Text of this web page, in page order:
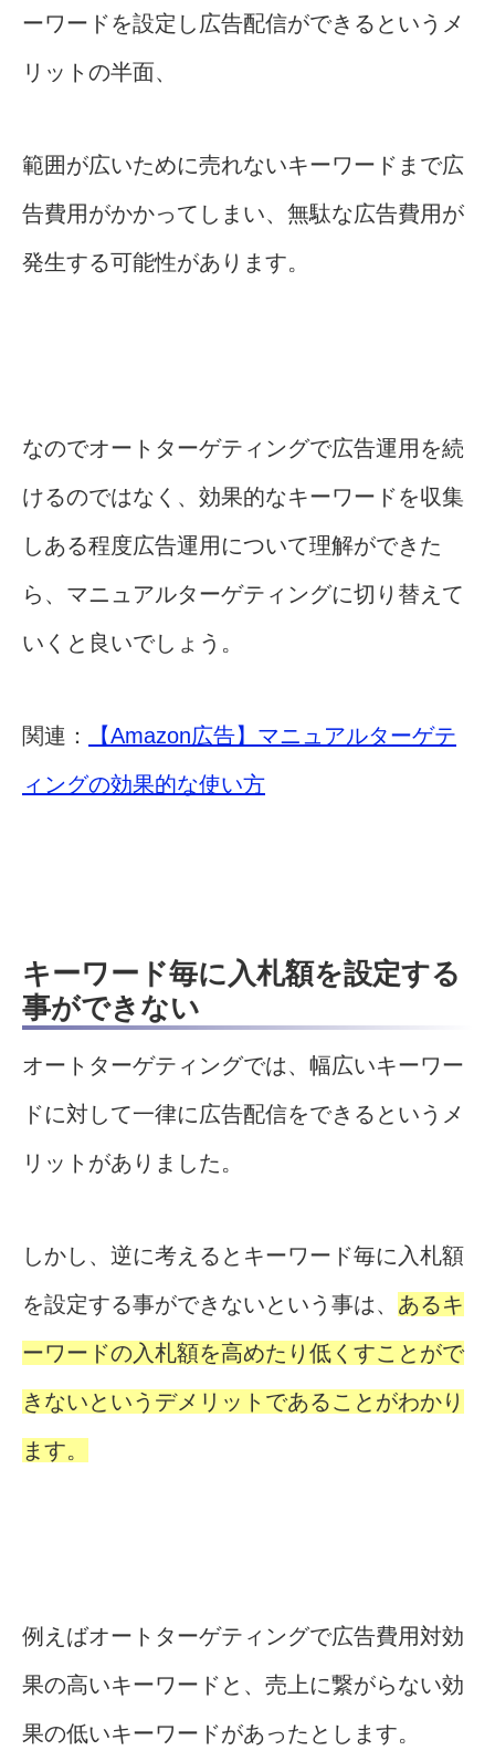
ーワードを設定し広告配信ができるというメ
リットの半面、
範囲が広いために売れないキーワードまで広
告費用がかかってしまい、無駄な広告費用が
発生する可能性があります。
なのでオートターゲティングで広告運用を続
けるのではなく、効果的なキーワードを収集
しある程度広告運用について理解ができた
ら、マニュアルターゲティングに切り替えて
いくと良いでしょう。
関連：
【Amazon広告】マニュアルターゲテ
ィングの効果的な使い方
キーワード毎に入札額を設定する
事ができない
オートターゲティングでは、幅広いキーワー
ドに対して一律に広告配信をできるというメ
リットがありました。
しかし、逆に考えるとキーワード毎に入札額
を設定する事ができないという事は、 あるキ
ーワードの入札額を高めたり低くすことがで
きないというデメリットであることがわかり
ます。
例えばオートターゲティングで広告費用対効
果の高いキーワードと、売上に繋がらない効
果の低いキーワードがあったとします。